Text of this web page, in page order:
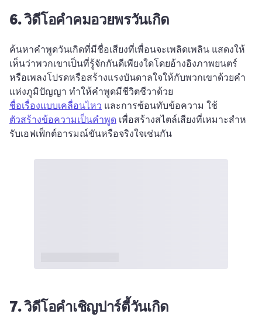
6.วิดีโอคำคมอวยพรวันเกิด
ค้นหาคําพูดวันเกิดที่มีชื่อเสียงที่เพื่อนจะเพลิดเพลิน แสดงให้
เห็นว่าพวกเขาเป็นที่รู้จักกันดีเพียงใดโดยอ้างอิงภาพยนตร์
หรือเพลงโปรดหรือสร้างแรงบันดาลใจให้กับพวกเขาด้วยคํา
แห่งภูมิปัญญา ทําให้คําพูดมีชีวิตชีวาด้วย
ชื่อเรื่องแบบเคลื่อนไหว และการซ้อนทับข้อความ ใช้
ตัวสร้างข้อความเป็นคําพูด เพื่อสร้างสไตล์เสียงที่เหมาะสําห
รับเอฟเฟ็กต์อารมณ์ขันหรือจริงใจเช่นกัน
7.วิดีโอคำเชิญปาร์ตี้วันเกิด